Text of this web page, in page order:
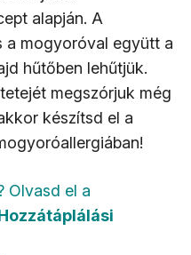
alapján. A
a mogyoróval együtt a
hűtőben lehűtjük.
megszórjuk még
készítsd el a
Olvasd el a